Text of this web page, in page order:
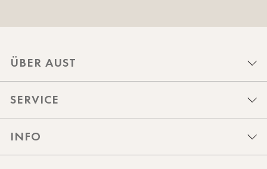
ÜBER AUST
SERVICE
INFO